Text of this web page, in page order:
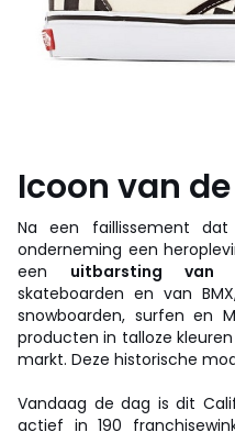
Icoon van
Na een faillissement
onderneming een
een uitbarsting van
skateboarden en van
snowboarden, surfen en
producten in talloze
markt. Deze historische
Vandaag de dag is dit
actief in 190